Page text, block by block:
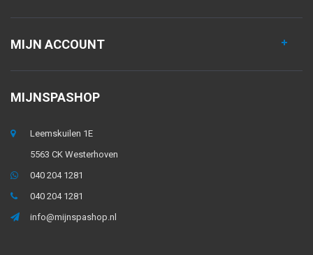
MIJN ACCOUNT
MIJNSPASHOP
Leemskuilen 1E
5563 CK Westerhoven
040 204 1281
040 204 1281
info@mijnspashop.nl